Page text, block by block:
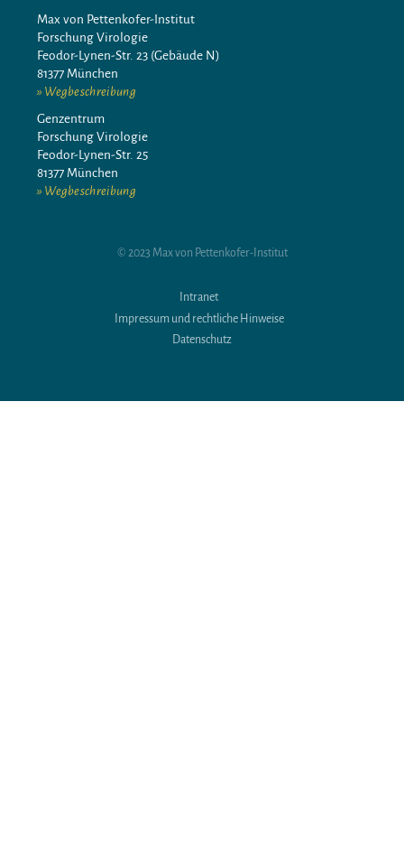
Max von Pettenkofer-Institut
Forschung Virologie
Feodor-Lynen-Str. 23 (Gebäude N)
81377 München
Wegbeschreibung
Genzentrum
Forschung Virologie
Feodor-Lynen-Str. 25
81377 München
Wegbeschreibung
© 2023 Max von Pettenkofer-Institut
Intranet
Impressum und rechtliche Hinweise
Datenschutz